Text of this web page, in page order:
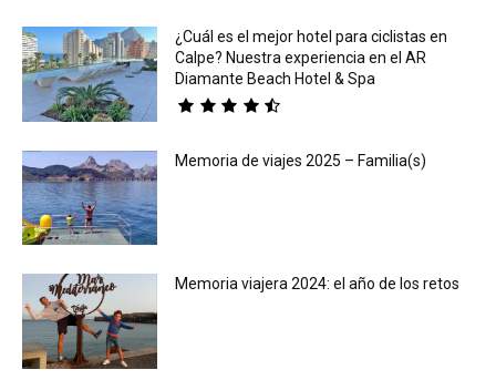
¿Cuál es el mejor hotel para ciclistas en
Calpe? Nuestra experiencia en el AR
Diamante Beach Hotel & Spa
Memoria de viajes 2025 – Familia(s)
Memoria viajera 2024: el año de los retos